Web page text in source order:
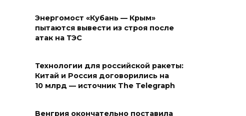
Энергомост «Кубань — Крым»
пытаются вывести из строя после
атак на ТЭС
Технологии для российской ракеты:
Китай и Россия договорились на
10 млрд — источник The Telegraph
Венгрия окончательно поставила